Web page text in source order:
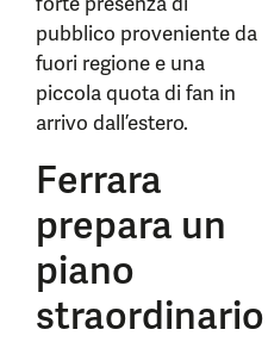
pubblico proveniente da
fuori regione e una
piccola quota di fan in
arrivo dall’estero.
Ferrara
prepara un
piano
straordinario